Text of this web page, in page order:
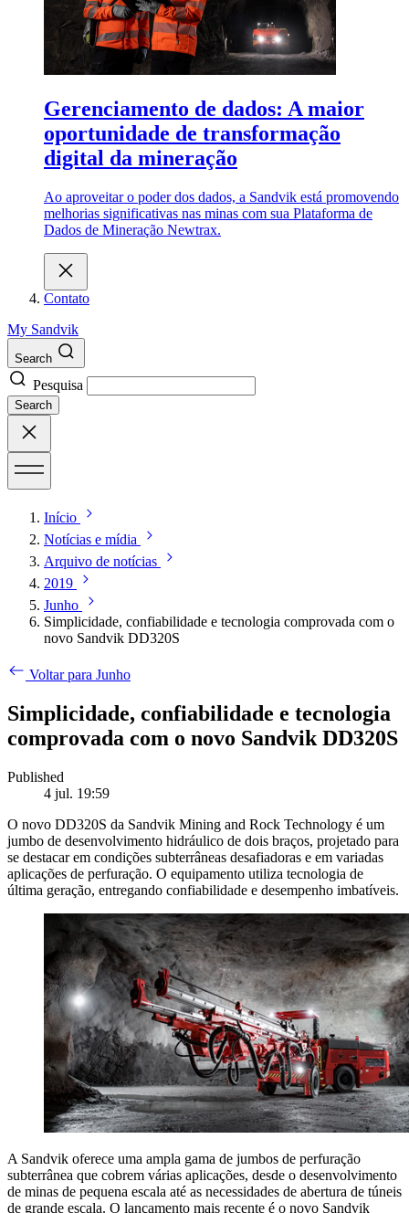
Gerenciamento de dados: A maior
oportunidade de transformação
digital da mineração
Ao aproveitar o poder dos dados, a Sandvik está promovendo
melhorias significativas nas minas com sua Plataforma de
Dados de Mineração Newtrax.
Contato
My Sandvik
Search
Pesquisa
Search
Início
Notícias e mídia
Arquivo de notícias
2019
Junho
Simplicidade, confiabilidade e tecnologia comprovada com o
novo Sandvik DD320S
Voltar para Junho
Simplicidade, confiabilidade e tecnologia
comprovada com o novo Sandvik DD320S
Published
4 jul. 19:59
O novo DD320S da Sandvik Mining and Rock Technology é um
jumbo de desenvolvimento hidráulico de dois braços, projetado para
se destacar em condições subterrâneas desafiadoras e em variadas
aplicações de perfuração. O equipamento utiliza tecnologia de
última geração, entregando confiabilidade e desempenho imbatíveis.
A Sandvik oferece uma ampla gama de jumbos de perfuração
subterrânea que cobrem várias aplicações, desde o desenvolvimento
de minas de pequena escala até as necessidades de abertura de túneis
de grande escala. O lançamento mais recente é o novo Sandvik